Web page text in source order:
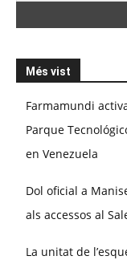
Més vist
Farmamundi
Parque
en Venezuela
Dol oficial a
als accessos al
La unitat de